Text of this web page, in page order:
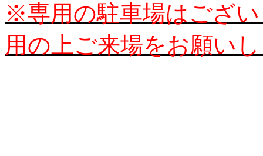
※専用の駐車場はござ
用の上ご来場をお願い